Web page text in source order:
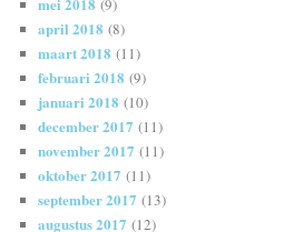
(9)
april 2018 (8)
maart 2018 (11)
februari 2018 (9)
januari 2018 (10)
december 2017 (11)
november 2017 (11)
oktober 2017 (11)
september 2017 (13)
augustus 2017 (12)